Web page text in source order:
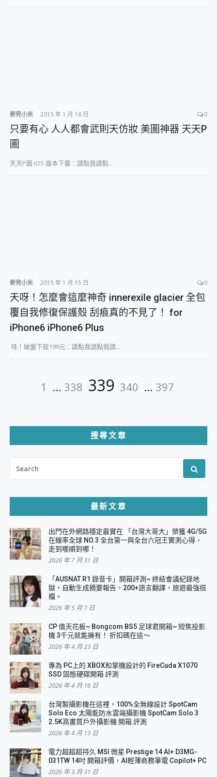
麥兜小米 2015 年 1 月 16 日 0
只要有心 人人都會武則天仿妝 美圖神器 天天P
圖
天天P圖 iOS 版本下載：請點我請點...
麥兜小米 2015 年 1 月 15 日 0
天呀！怎麼會這麼神奇 innerexile glacier 全包
覆自我修復保護殼 刮痕真的不見了！ for
iPhone6 iPhone6 Plus
哇！破盤下殺199元：請點我請點我請...
頁
Page
1 ... Page
338 Page
339 Page
340 ... Page
397
搜尋文章
FOR:
最新文章
出門在外網路穩定最實在 「台灣大哥大」榮獲 4G/5G
在線率全球 NO.3 全台第一與全台六冠王實測心得，
走到哪順到哪！
2026 年 7 月 31 日
「AUSNAT R1 錄音卡」開箱評測~ 終結會議紀錄地
獄，自動生成摘要報告，200+語言翻譯，旅遊最強搭
檔。
2026 年 5 月 7 日
CP 值天花板~ Bongcom BS5 足球君開箱~ 短焦投影
機 3千元就能擁有！ 折扣碼在這～
2026 年 4 月 23 日
專為 PC上的 XBOX和掌機設計的 FireCuda X1070
SSD 固態硬碟開箱 評測
2026 年 4 月 16 日
台灣製攝影機在這裡，100%全無線設計 SpotCam
Solo Eco 太陽能防水雲端攝影機 SpotCam Solo 3
2.5K高畫質戶外攝影機 開箱 評測
2026 年 4 月 13 日
電力超超超持久 MSI 微星 Prestige 14 AI+ D3MG-
031TW 14吋 開箱評價，AI輕薄商務筆電 Copilot+ PC
2026 年 3 月 31 日